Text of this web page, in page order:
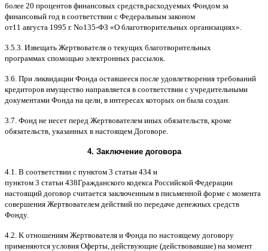
более 20 процентов финансовых средств расходуемых Фондом за
финансовый год в соответствии с Федеральным законом
от11 августа 1995 г. No135-ФЗ «О благотворительных организациях».
3.5.3. Извещать Жертвователя o текущих благотворительных
программах cпомощью электронных рассылок
3.6. При ликвидации Фонда оставшееся после удовлетворения требований
кредиторов имущество направляется в соответствии с учредительными
документами Фонда на цели в интересах которых он была создан
3.7. Фонд не несет перед Жертвователем иных обязательств кроме
обязательств указанных в настоящем Договоре
4. Заключение договора
4.1. B соответствии с пунктом 3 статьи 434 и
пунктом 3 статьи 438Гражданского кодекса Российской Федерации
настоящий договор считается заключенным в письменной форме c момента
совершения Жертвователем действий по передаче денежных средств
Фонду.
4.2. K отношениям Жертвователя и Фонда по настоящему договору
применяются условия Оферты действующие (действовавшие) на момент